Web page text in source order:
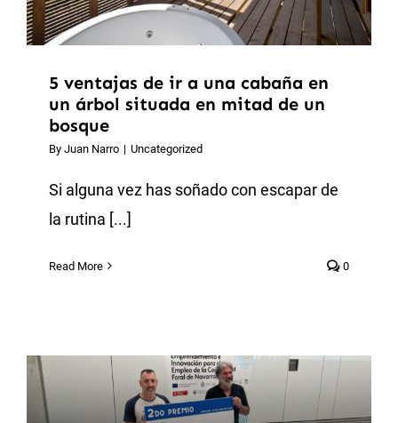
5 ventajas de ir a una cabaña en
un árbol situada en mitad de un
bosque
By Juan Narro | Uncategorized
Si alguna vez has soñado con escapar de
la rutina [...]
Read More 0